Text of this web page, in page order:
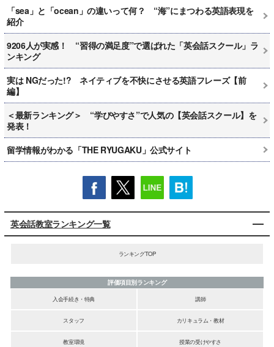
「sea」と「ocean」の違いって何？ “海”にまつわる英語表現を
紹介
9206人が実感！ “習得の満足度”で選ばれた「英会話スクール」ラ
ンキング
実は NGだった!? ネイティブを不快にさせる英語フレーズ【前
編】
＜最新ランキング＞ “学びやすさ”で人気の【英会話スクール】を
発表！
留学情報がわかる「THE RYUGAKU」公式サイト
英会話教室ランキング一覧
ランキングTOP
評価項目別ランキング
入会手続き・特典
講師
スタッフ カリキュラム・教材
教室環境 授業の受けやすさ